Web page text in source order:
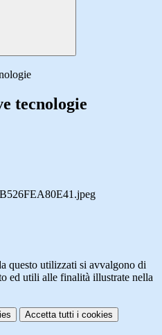
tecnologie
questo utilizzati si avvalgono di
ed utili alle finalità illustrate nella
Accetta tutti i cookies